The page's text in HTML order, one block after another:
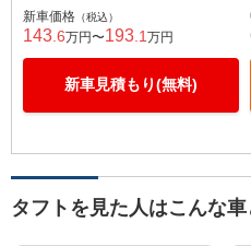
新車価格 （税込）
143 .6万円〜193 .1 万円
新車見積もり(無料)
タフトを見た人はこんな